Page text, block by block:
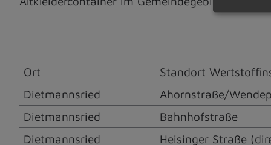
Ort Standort
Dietmannsried
Ahornstraße/
Dietmannsried
Bahnhofstraße
Dietmannsried
Heisinger Straße